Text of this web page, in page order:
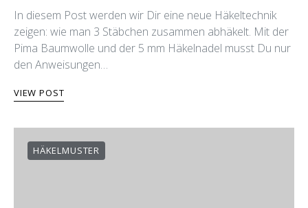
In diesem Post werden wir Dir eine neue Häkeltechnik
zeigen: wie man 3 Stäbchen zusammen abhäkelt. Mit der
Pima Baumwolle und der 5 mm Häkelnadel musst Du nur
den Anweisungen…
VIEW POST
HÄKELMUSTER